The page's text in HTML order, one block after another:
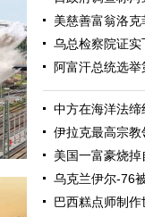
美慈善富翁洛
乌总检察院证
阿富汗总统选
中方在海洋法
伊拉克最高宗教
美国一富豪烧
乌克兰伊尔-76
巴西糕点师制